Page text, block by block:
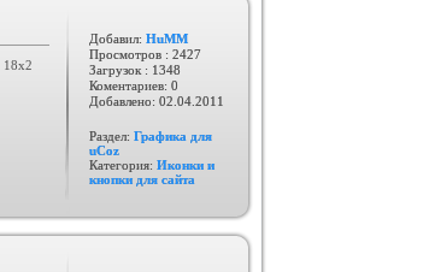
18x2
Добавил: HuMM
Просмотров : 2427
Загрузок : 1348
Коментариев: 0
Добавлено: 02.04.2011
Раздел: Графика для
uCoz
Категория: Иконки и
кнопки для сайта